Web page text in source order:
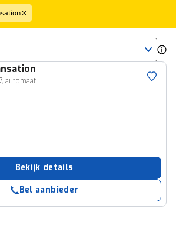
automaat
Bekijk details
Bel aanbieder